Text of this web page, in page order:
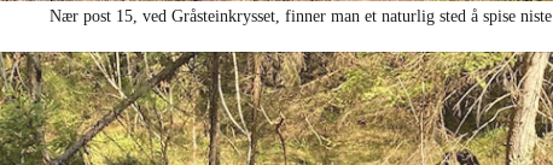
Nær post 15, ved Gråsteinkrysset, finner man et naturlig sted å spise niste.